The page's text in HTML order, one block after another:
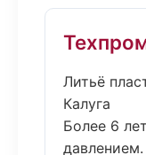
Литьё
Калуга
Более 6